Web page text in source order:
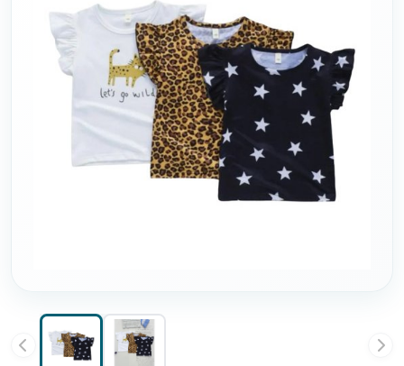
Iniciar sesión